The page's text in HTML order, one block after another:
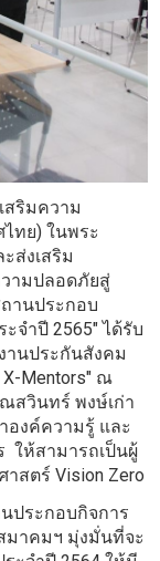
ริมความ
ทย) ในพระ
ส่งเสริม
วามปลอดภัยสู่
านประกอบ
จำปี 2565" ได้รับ
านประกันสังคม
Mentors" ณ
สวินทร์ พงษ์เก่า
งค์ความรู้ และ
ให้สามารถเป็นผู้
สตร์ Vision Zero
ะกอบกิจการ
มาคมฯ มุ่งมั่นที่จะ